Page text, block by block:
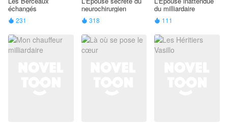
échangés
 231
neurochirurgien
 318
du milliardaire
 111